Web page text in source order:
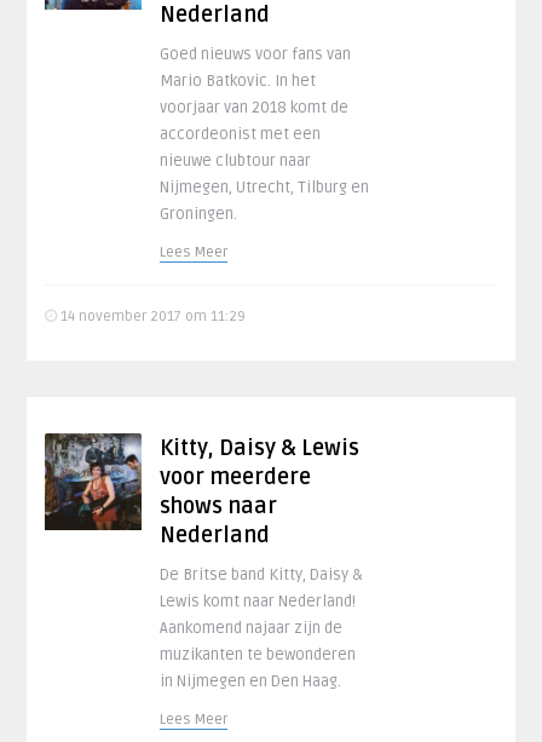
Nederland
Goed nieuws voor fans van
Mario Batkovic. In het
voorjaar van 2018 komt de
accordeonist met een
nieuwe clubtour naar
Nijmegen, Utrecht, Tilburg en
Groningen.
Lees Meer
14 november 2017 om 11:29
Kitty, Daisy & Lewis
voor meerdere
shows naar
Nederland
De Britse band Kitty, Daisy &
Lewis komt naar Nederland!
Aankomend najaar zijn de
muzikanten te bewonderen
in Nijmegen en Den Haag.
Lees Meer